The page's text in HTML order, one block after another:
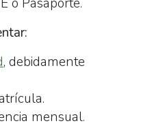
, debidamente
mensual.